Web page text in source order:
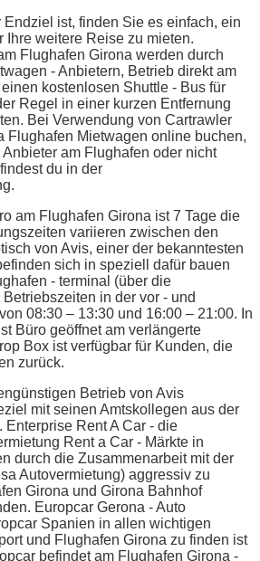
ist, finden Sie es einfach, ein
Ihre weitere Reise zu mieten.
Flughafen Girona werden durch
- Anbietern, Betrieb direkt am
kostenlosen Shuttle - Bus für
Regel in einer kurzen Entfernung
Bei Verwendung von Cartrawler
Flughafen Mietwagen online buchen,
am Flughafen oder nicht
du in der
am Flughafen Girona ist 7 Tage die
variieren zwischen den
von Avis, einer der bekanntesten
sich in speziell dafür bauen
- terminal (über die
in der vor - und
08:30 – 13:30 und 16:00 – 21:00. In
Büro geöffnet am verlängerte
Box ist verfügbar für Kunden, die
zurück.
Betrieb von Avis
mit seinen Amtskollegen aus der
Enterprise Rent A Car - die
Rent a Car - Märkte in
durch die Zusammenarbeit mit der
Autovermietung) aggressiv zu
Girona und Girona Bahnhof
Europcar Gerona - Auto
Spanien in allen wichtigen
und Flughafen Girona zu finden ist
befindet am Flughafen Girona -